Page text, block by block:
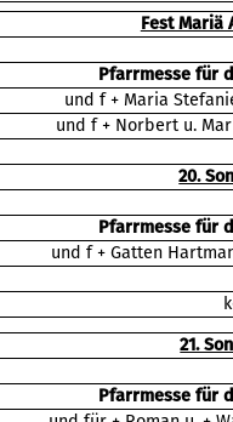
Fest Mariä
Pfarrmesse für
und f + Maria
und f + Norbert u.
20.
Pfarrmesse für
und f + Gatten
21.
Pfarrmesse für